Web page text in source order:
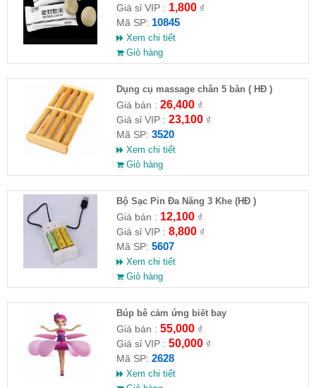
Giá sỉ VIP : 1,800₫
Mã SP: 10845
Xem chi tiết
Giỏ hàng
Dụng cụ massage chân 5 bàn ( HĐ )
Giá bán : 26,400₫
Giá sỉ VIP : 23,100₫
Mã SP: 3520
Xem chi tiết
Giỏ hàng
Bộ Sạc Pin Đa Năng 3 Khe (HĐ )
Giá bán : 12,100₫
Giá sỉ VIP : 8,800₫
Mã SP: 5607
Xem chi tiết
Giỏ hàng
​Búp bê cảm ứng biết bay
Giá bán : 55,000₫
Giá sỉ VIP : 50,000₫
Mã SP: 2628
Xem chi tiết